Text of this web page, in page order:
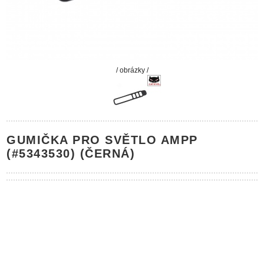
/ obrázky /
GUMIČKA PRO SVĚTLO AMPP
(#5343530) (ČERNÁ)